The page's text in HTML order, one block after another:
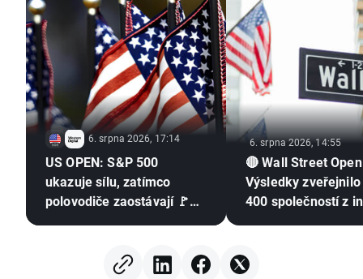
6. srpna 2026, 17:14
US OPEN: S&P 500
ukazuje sílu, zatímco
polovodiče zaostávají 🚩
6. srpna 2026, 14:55
🔴 Wall Street
Výsledky
400 společností z